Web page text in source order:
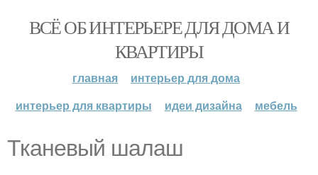
ВСЁ ОБ ИНТЕРЬЕРЕ ДЛЯ ДОМА И
КВАРТИРЫ
главная
интерьер для дома
интерьер для квартиры
идеи дизайна мебель
Тканевый шалаш